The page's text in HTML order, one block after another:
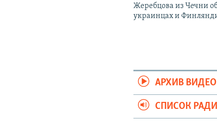
Жеребцова из Чечни
украинцах и
АРХИВ ВИДЕО
СПИСОК